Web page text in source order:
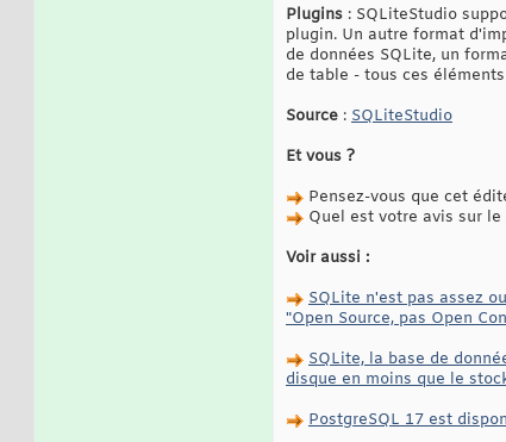
Plugins : SQLiteStudio
plugin. Un autre format
de données SQLite, un
de table - tous ces
Source : SQLiteStudio
Et vous ?
Pensez-vous que cet
Quel est votre avis sur le
Voir aussi :
SQLite n'est pas assez
"Open Source, pas Open
SQLite, la base de
disque en moins que le
PostgreSQL 17 est